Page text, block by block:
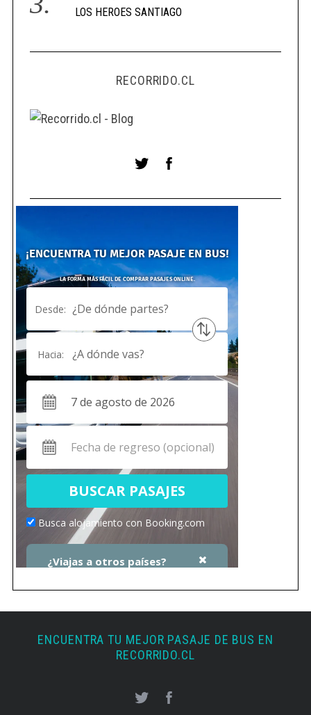
LOS HEROES SANTIAGO
RECORRIDO.CL
ENCUENTRA TU MEJOR PASAJE DE BUS EN
RECORRIDO.CL